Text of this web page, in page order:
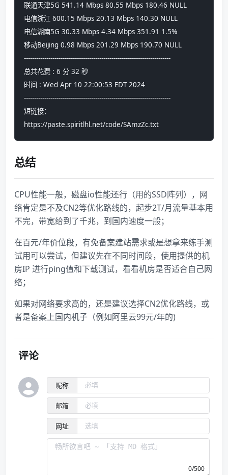
联通天津5G 541.14 Mbps 80.55 Mbps 180.46 NULL
电信浙江 600.15 Mbps 20.13 Mbps 140.30 NULL
电信湖南5G 30.33 Mbps 4.34 Mbps 351.91 1.5%
移动Beijing 0.98 Mbps 201.29 Mbps 190.70 NULL
------------------------------------------------------------------------
总共花费 : 6 分 32 秒
时间 : Wed Apr 10 22:00:53 EDT 2024
------------------------------------------------------------------------
短链接：
https://paste.spiritlhl.net/code/SAmzZc.txt
总结
CPU性能一般，磁盘io性能还行（用的SSD阵列），网
络肯定是不及CN2等优化路线的，起步2T/月流量基本用
不完，带宽给到了千兆，到国内速度一般；
在百元/年价位段，有免备案建站需求或是想拿来练手测
试用可以尝试，但建议先在不同时间段，使用提供的机
房IP 进行ping值和下载测试，看看机房是否适合自己网
络；
如果对网络要求高的，还是建议选择CN2优化路线，或
者是备案上国内机子（例如阿里云99元/年的)
评论
昵称
邮箱
网址
0/500